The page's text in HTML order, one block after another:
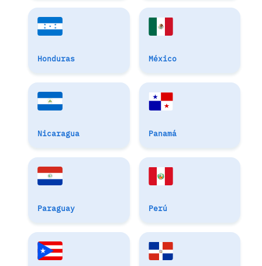
Honduras México
Nicaragua Panamá
Paraguay Perú